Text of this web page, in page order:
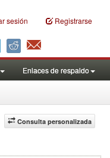
sesión Registrarse
Enlaces de respaldo
Consulta personalizada